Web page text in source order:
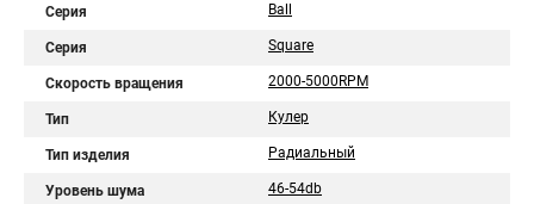
Серия Ball
Серия Square
Скорость вращения 2000-5000RPM
Тип Кулер
Тип изделия Радиальный
Уровень шума 46-54db